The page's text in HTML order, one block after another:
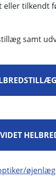
eller tilkendt
samt